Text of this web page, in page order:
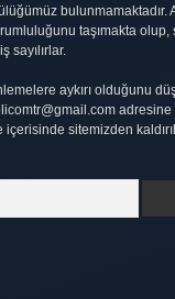
bulunmamaktadır.
taşımakta
sayılırlar.
aykırı olduğunu
adresine
sitemizden